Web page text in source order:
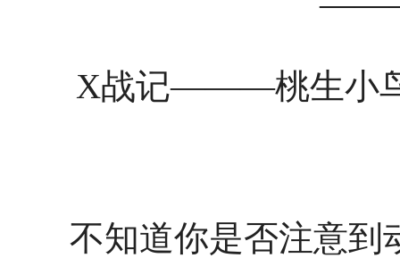
X战记———桃生小鸟
不知道你是否注意到